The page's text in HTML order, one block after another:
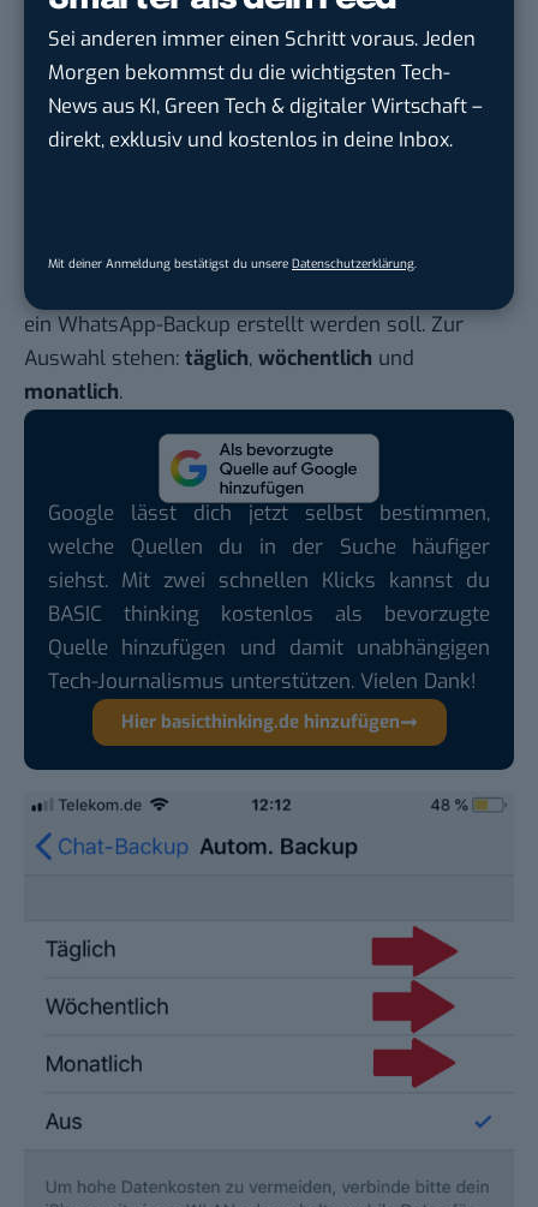
Sei anderen immer einen Schritt voraus. Jeden
Morgen bekommst du die wichtigsten Tech-
News aus KI, Green Tech & digitaler Wirtschaft –
direkt, exklusiv und kostenlos in deine Inbox.
Mit deiner Anmeldung bestätigst du unsere Datenschutzerklärung.
Dort kannst du einstellen, wie häufig automatisch
ein WhatsApp-Backup erstellt werden soll. Zur
Auswahl stehen: täglich, wöchentlich und
monatlich.
Google lässt dich jetzt selbst bestimmen,
welche Quellen du in der Suche häufiger
siehst. Mit zwei schnellen Klicks kannst du
BASIC thinking kostenlos als bevorzugte
Quelle hinzufügen und damit unabhängigen
Tech-Journalismus unterstützen. Vielen Dank!
Hier basicthinking.de hinzufügen